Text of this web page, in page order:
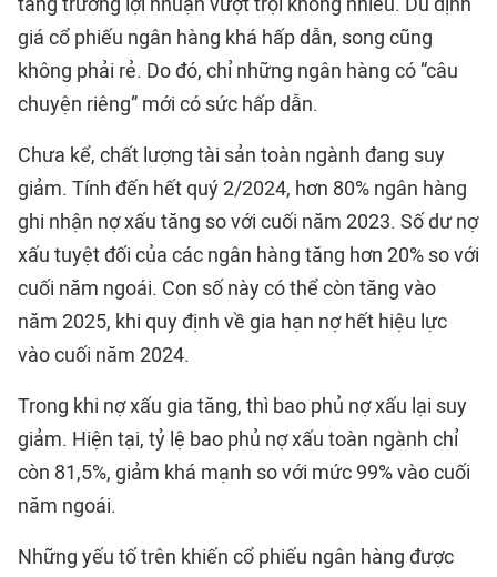
giá cổ phiếu ngân hàng khá hấp dẫn, song cũng
không phải rẻ. Do đó, chỉ những ngân hàng có “câu
chuyện riêng” mới có sức hấp dẫn.
Chưa kể, chất lượng tài sản toàn ngành đang suy
giảm. Tính đến hết quý 2/2024, hơn 80% ngân hàng
ghi nhận nợ xấu tăng so với cuối năm 2023. Số dư nợ
xấu tuyệt đối của các ngân hàng tăng hơn 20% so với
cuối năm ngoái. Con số này có thể còn tăng vào
năm 2025, khi quy định về gia hạn nợ hết hiệu lực
vào cuối năm 2024.
Trong khi nợ xấu gia tăng, thì bao phủ nợ xấu lại suy
giảm. Hiện tại, tỷ lệ bao phủ nợ xấu toàn ngành chỉ
còn 81,5%, giảm khá mạnh so với mức 99% vào cuối
năm ngoái.
Những yếu tố trên khiến cổ phiếu ngân hàng được